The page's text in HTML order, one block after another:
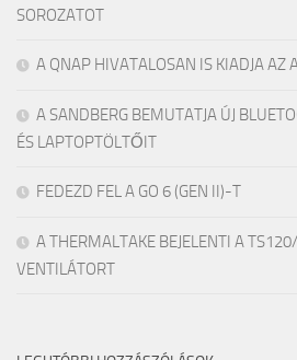
SOROZATOT
A QNAP HIVATALOSAN IS KIADJA AZ
A SANDBERG BEMUTATJA ÚJ
ÉS LAPTOPTÖLTŐIT
FEDEZD FEL A GO 6 (GEN II)-T
A THERMALTAKE BEJELENTI A
VENTILÁTORT